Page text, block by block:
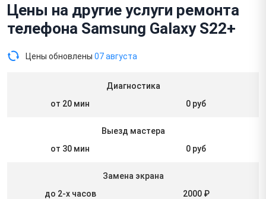
Цены на другие услуги ремонта
телефона Samsung Galaxy S22+
Цены обновлены 07 августа
Диагностика
от 20 мин
0 руб
Выезд мастера
от 30 мин
0 руб
Замена экрана
до 2-х часов
2000 ₽